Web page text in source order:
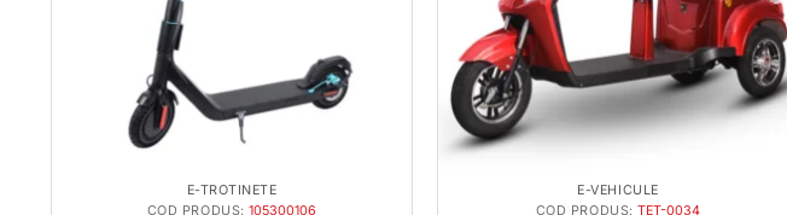
E-TROTINETE
COD PRODUS:105300106
E-VEHICULE
COD PRODUS:TET-0034